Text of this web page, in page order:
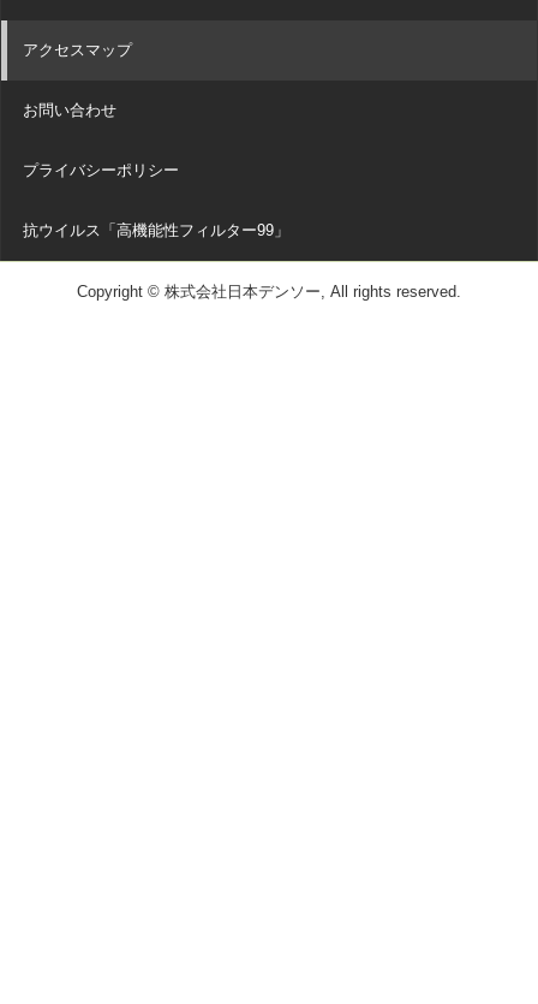
アクセスマップ
お問い合わせ
プライバシーポリシー
抗ウイルス「高機能性フィルター99」
Copyright © 株式会社日本デンソー, All rights reserved.